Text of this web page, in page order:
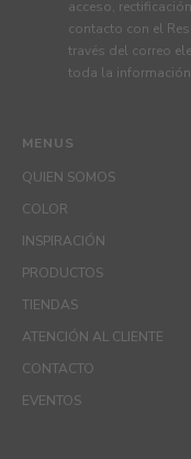
MENUS
QUIEN SOMOS
COLOR
INSPIRACIÓN
PRODUCTOS
TIENDAS
ATENCIÓN AL CLIENTE
CONTACTO
EVENTOS
acceso,
contacto con el
través del correo
toda la